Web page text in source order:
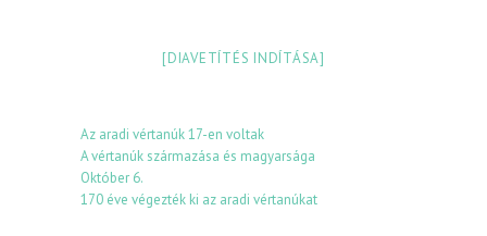
[DIAVETÍTÉS INDÍTÁSA]
Az aradi vértanúk 17-en voltak
A vértanúk származása és magyarsága
Október 6.
170 éve végezték ki az aradi vértanúkat